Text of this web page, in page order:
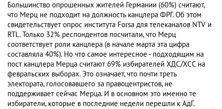
Большинство опрошенных жителей Германии (60%) считают,
что Мерц не подходит на должность канцлера ФРГ. Об этом
свидетельствует опрос института Forsa для телеканалов NTV и
RTL. Только 32% респондентов посчитали, что Мерц
соответствует роли канцлера (в начале марта эта цифра
составляла 40%). Но что самое интересное - подходящим на
пост канцлера Мерца считают 69% избирателей ХДС/ХСС на
февральских выборах. Это означает, что почти треть
электората, голосовавшего за правоцентристов, не
поддерживает сейчас Мерца. И в основном это именно те
избиратели, которые в последние недели перешли к АдГ.